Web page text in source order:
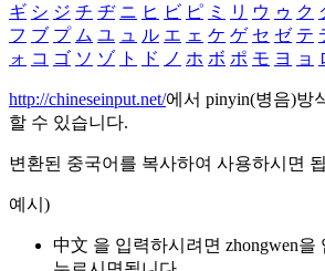
ギ シ ジ チ ヂ ニ ヒ ビ ピ ミ リ ウ ゥ ク
フ ブ プ ム ユ ュ ル エ ェ ケ ゲ セ ゼ テ
ォ コ ゴ ソ ゾ ト ド ノ ホ ボ ポ モ ヨ ョ
http://chineseinput.net/에서 pinyin(병음)방
할 수 있습니다.
변환된 중국어를 복사하여 사용하시면
예시)
中文 을 입력하시려면 zhongwen을